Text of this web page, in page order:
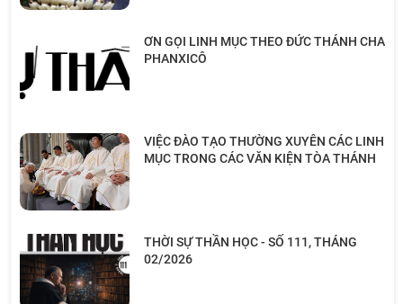
ƠN GỌI LINH MỤC THEO ĐỨC THÁNH CHA
PHANXICÔ
VIỆC ĐÀO TẠO THƯỜNG XUYÊN CÁC LINH
MỤC TRONG CÁC VĂN KIỆN TÒA THÁNH
THỜI SỰ THẦN HỌC - SỐ 111, THÁNG
02/2026